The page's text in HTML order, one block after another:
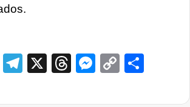
WhatsApp
Telegram
X ThreadsCopy